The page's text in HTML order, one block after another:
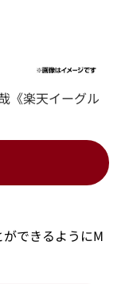
《楽天イーグル
できるようにM